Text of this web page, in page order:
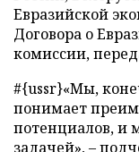
Евразийской
Договора о
комиссии,
#{ussr}«Мы,
понимает
потенциалов, и
задачей», –